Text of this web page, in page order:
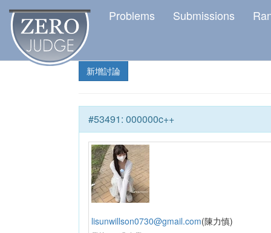
Problems Submissions
新增討論
#53491: 000000c++
lisunwillson0730@gmail.com(陳力慎)